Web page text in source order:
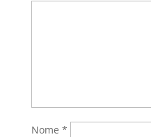
Nome *